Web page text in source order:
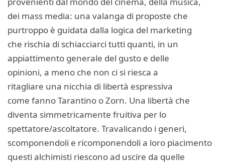
dei mass media: una valanga di proposte che
purtroppo è guidata dalla logica del marketing
che rischia di schiacciarci tutti quanti, in un
appiattimento generale del gusto e delle
opinioni, a meno che non ci si riesca a
ritagliare una nicchia di libertà espressiva
come fanno Tarantino o Zorn. Una libertà che
diventa simmetricamente fruitiva per lo
spettatore/ascoltatore. Travalicando i generi,
scomponendoli e ricomponendoli a loro piacimento
questi alchimisti riescono ad uscire da quelle